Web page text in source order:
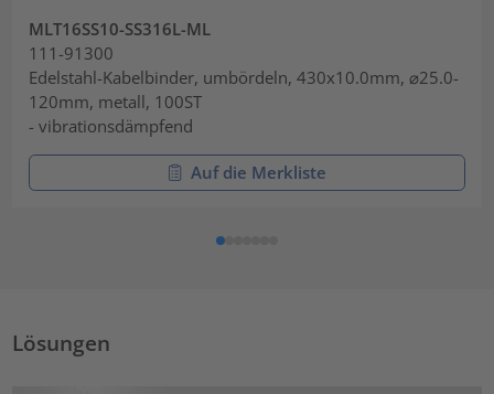
MLT16SS10-SS316L-ML
111-91300
Edelstahl-Kabelbinder, umbördeln, 430x10.0mm, ⌀25.0-
120mm, metall, 100ST
- vibrationsdämpfend
Auf die Merkliste
Lösungen